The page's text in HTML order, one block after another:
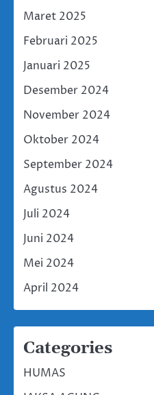
Maret 2025
Februari 2025
Januari 2025
Desember 2024
November 2024
Oktober 2024
September 2024
Agustus 2024
Juli 2024
Juni 2024
Mei 2024
April 2024
Categories
HUMAS